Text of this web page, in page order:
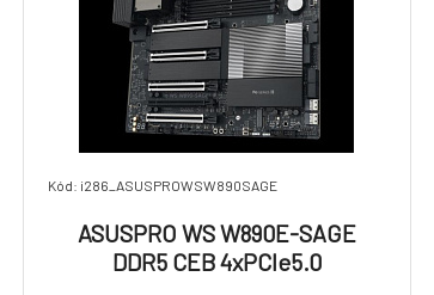
Kód: i286_ASUSPROWSW890SAGE
ASUSPRO WS W890E-SAGE
DDR5 CEB 4xPCIe5.0